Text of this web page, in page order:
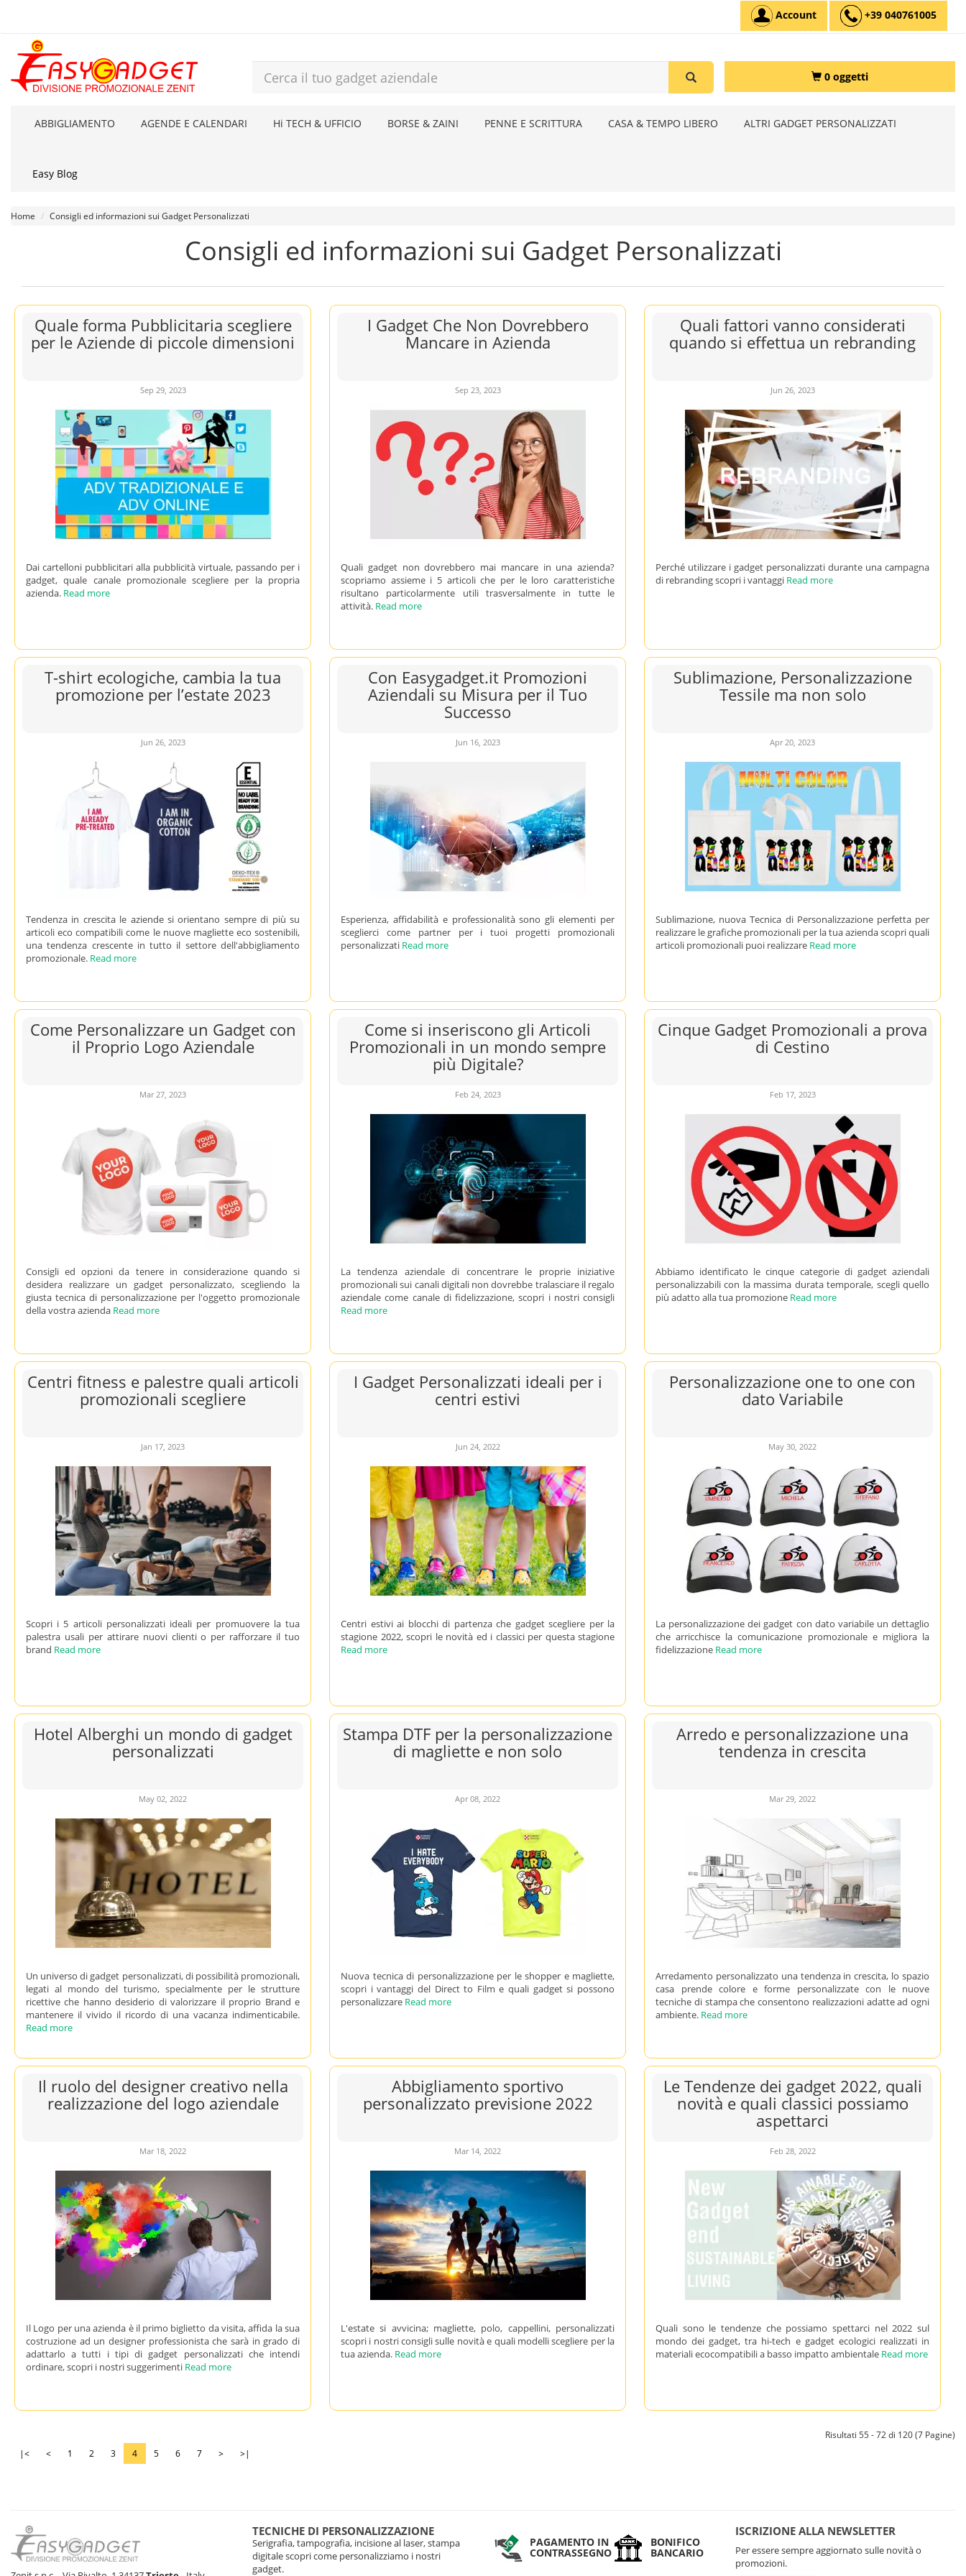
Account +39 040761005
0 oggetti
ABBIGLIAMENTO AGENDE E CALENDARI Hi TECH & UFFICIO BORSE & ZAINI PENNE E SCRITTURA CASA & TEMPO LIBERO ALTRI GADGET PERSONALIZZATI
Easy Blog
Home Consigli ed informazioni sui Gadget Personalizzati
Consigli ed informazioni sui Gadget Personalizzati
Quale forma Pubblicitaria scegliere
per le Aziende di piccole dimensioni
Sep 29, 2023
Dai cartelloni pubblicitari alla pubblicità virtuale, passando per i
gadget, quale canale promozionale scegliere per la propria
azienda. Read more
I Gadget Che Non Dovrebbero
Mancare in Azienda
Sep 23, 2023
Quali gadget non dovrebbero mai mancare in una azienda?
scopriamo assieme i 5 articoli che per le loro caratteristiche
risultano particolarmente utili trasversalmente in tutte le
attività. Read more
Quali fattori vanno considerati
quando si effettua un rebranding
Jun 26, 2023
Perché utilizzare i gadget personalizzati durante una campagna
di rebranding scopri i vantaggi Read more
T-shirt ecologiche, cambia la tua
promozione per l’estate 2023
Jun 26, 2023
Tendenza in crescita le aziende si orientano sempre di più su
articoli eco compatibili come le nuove magliette eco sostenibili,
una tendenza crescente in tutto il settore dell'abbigliamento
promozionale. Read more
Con Easygadget.it Promozioni
Aziendali su Misura per il Tuo
Successo
Jun 16, 2023
Esperienza, affidabilità e professionalità sono gli elementi per
sceglierci come partner per i tuoi progetti promozionali
personalizzati Read more
Sublimazione, Personalizzazione
Tessile ma non solo
Apr 20, 2023
Sublimazione, nuova Tecnica di Personalizzazione perfetta per
realizzare le grafiche promozionali per la tua azienda scopri quali
articoli promozionali puoi realizzare Read more
Come Personalizzare un Gadget con
il Proprio Logo Aziendale
Mar 27, 2023
Consigli ed opzioni da tenere in considerazione quando si
desidera realizzare un gadget personalizzato, scegliendo la
giusta tecnica di personalizzazione per l'oggetto promozionale
della vostra azienda Read more
Come si inseriscono gli Articoli
Promozionali in un mondo sempre
più Digitale?
Feb 24, 2023
La tendenza aziendale di concentrare le proprie iniziative
promozionali sui canali digitali non dovrebbe tralasciare il regalo
aziendale come canale di fidelizzazione, scopri i nostri consigli
Read more
Cinque Gadget Promozionali a prova
di Cestino
Feb 17, 2023
Abbiamo identificato le cinque categorie di gadget aziendali
personalizzabili con la massima durata temporale, scegli quello
più adatto alla tua promozione Read more
Centri fitness e palestre quali articoli
promozionali scegliere
Jan 17, 2023
Scopri i 5 articoli personalizzati ideali per promuovere la tua
palestra usali per attirare nuovi clienti o per rafforzare il tuo
brand Read more
I Gadget Personalizzati ideali per i
centri estivi
Jun 24, 2022
Centri estivi ai blocchi di partenza che gadget scegliere per la
stagione 2022, scopri le novità ed i classici per questa stagione
Read more
Personalizzazione one to one con
dato Variabile
May 30, 2022
La personalizzazione dei gadget con dato variabile un dettaglio
che arricchisce la comunicazione promozionale e migliora la
fidelizzazione Read more
Hotel Alberghi un mondo di gadget
personalizzati
May 02, 2022
Un universo di gadget personalizzati, di possibilità promozionali,
legati al mondo del turismo, specialmente per le strutture
ricettive che hanno desiderio di valorizzare il proprio Brand e
mantenere il vivido il ricordo di una vacanza indimenticabile.
Read more
Stampa DTF per la personalizzazione
di magliette e non solo
Apr 08, 2022
Nuova tecnica di personalizzazione per le shopper e magliette,
scopri i vantaggi del Direct to Film e quali gadget si possono
personalizzare Read more
Arredo e personalizzazione una
tendenza in crescita
Mar 29, 2022
Arredamento personalizzato una tendenza in crescita, lo spazio
casa prende colore e forme personalizzate con le nuove
tecniche di stampa che consentono realizzazioni adatte ad ogni
ambiente. Read more
Il ruolo del designer creativo nella
realizzazione del logo aziendale
Mar 18, 2022
Il Logo per una azienda è il primo biglietto da visita, affida la sua
costruzione ad un designer professionista che sarà in grado di
adattarlo a tutti i tipi di gadget personalizzati che intendi
ordinare, scopri i nostri suggerimenti Read more
Abbigliamento sportivo
personalizzato previsione 2022
Mar 14, 2022
L'estate si avvicina; magliette, polo, cappellini, personalizzati
scopri i nostri consigli sulle novità e quali modelli scegliere per la
tua azienda. Read more
Le Tendenze dei gadget 2022, quali
novità e quali classici possiamo
aspettarci
Feb 28, 2022
Quali sono le tendenze che possiamo spettarci nel 2022 sul
mondo dei gadget, tra hi-tech e gadget ecologici realizzati in
materiali ecocompatibili a basso impatto ambientale Read more
|< < 1 2 3 4 5 6 7 > >|
Risultati 55 - 72 di 120 (7 Pagine)
TECNICHE DI PERSONALIZZAZIONE
Serigrafia, tampografia, incisione al laser, stampa
digitale scopri come personalizziamo i nostri
gadget.
PAGAMENTO IN
CONTRASSEGNO
BONIFICO
BANCARIO
ISCRIZIONE ALLA NEWSLETTER
Per essere sempre aggiornato sulle novità o
promozioni.